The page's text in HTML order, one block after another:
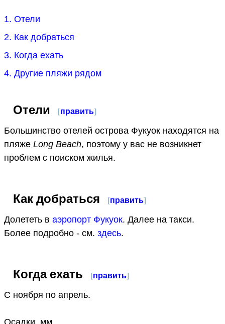
1. Отели
2. Как добраться
3. Когда ехать
4. Другие пляжи рядом
Отели [править]
Большинство отелей острова Фукуок находятся на
пляже Long Beach, поэтому у вас не возникнет
проблем с поиском жилья.
Как добраться [править]
Долететь в аэропорт Фукуок. Далее на такси.
Более подробно - см. здесь.
Когда ехать [править]
С ноября по апрель.